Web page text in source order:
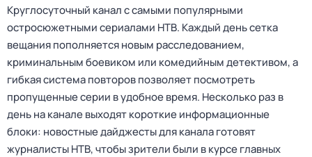
Круглосуточный канал с самыми популярными
остросюжетными сериалами НТВ. Каждый день сетка
вещания пополняется новым расследованием,
криминальным боевиком или комедийным детективом, а
гибкая система повторов позволяет посмотреть
пропущенные серии в удобное время. Несколько раз в
день на канале выходят короткие информационные
блоки: новостные дайджесты для канала готовят
журналисты НТВ, чтобы зрители были в курсе главных